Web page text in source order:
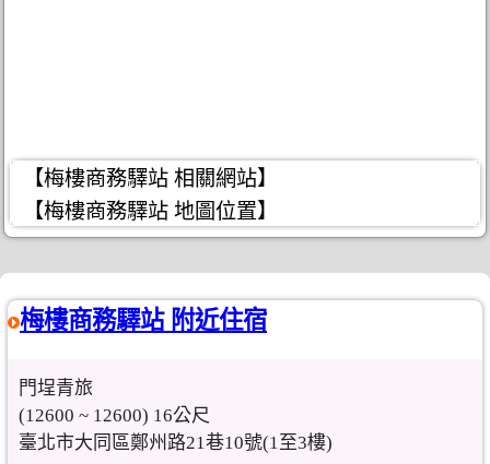
【梅樓商務驛站 相關網站】
【梅樓商務驛站 地圖位置】
梅樓商務驛站 附近住宿
門埕青旅
(12600 ~ 12600) 16公尺
臺北市大同區鄭州路21巷10號(1至3樓)